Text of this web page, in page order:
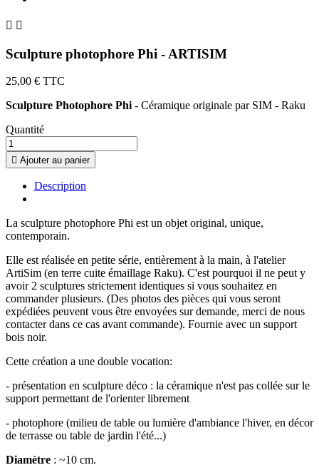
 
Sculpture photophore Phi - ARTISIM
25,00 € TTC
Sculpture Photophore Phi- Céramique originale par SIM - Raku
Quantité
 Ajouter au panier
Description
La sculpture photophore Phi est un objet original, unique,
contemporain.
Elle est réalisée en petite série, entièrement à la main, à l'atelier
ArtiSim (en terre cuite émaillage Raku). C'est pourquoi il ne peut y
avoir 2 sculptures strictement identiques si vous souhaitez en
commander plusieurs. (Des photos des pièces qui vous seront
expédiées peuvent vous être envoyées sur demande, merci de nous
contacter dans ce cas avant commande). Fournie avec un support
bois noir.
Cette création a une double vocation:
- présentation en sculpture déco : la céramique n'est pas collée sur le
support permettant de l'orienter librement
- photophore (milieu de table ou lumière d'ambiance l'hiver, en décor
de terrasse ou table de jardin l'été...)
Diamètre : ~10 cm.